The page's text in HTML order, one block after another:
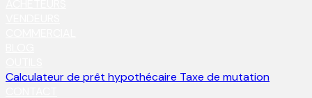
Calculateur de prêt hypothécaire Taxe de mutation